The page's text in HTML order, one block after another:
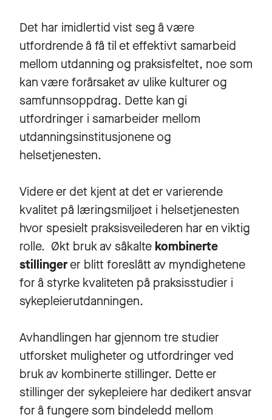
Det har imidlertid vist seg å være
utfordrende å få til et effektivt samarbeid
mellom utdanning og praksisfeltet, noe som
kan være forårsaket av ulike kulturer og
samfunnsoppdrag. Dette kan gi
utfordringer i samarbeider mellom
utdanningsinstitusjonene og
helsetjenesten.
Videre er det kjent at det er varierende
kvalitet på læringsmiljøet i helsetjenesten
hvor spesielt praksisveilederen har en viktig
rolle. Økt bruk av såkalte kombinerte
stillingerer blitt foreslått av myndighetene
for å styrke kvaliteten på praksisstudier i
sykepleierutdanningen.
Avhandlingen har gjennom tre studier
utforsket muligheter og utfordringer ved
bruk av kombinerte stillinger. Dette er
stillinger der sykepleiere har dedikert ansvar
for å fungere som bindeledd mellom